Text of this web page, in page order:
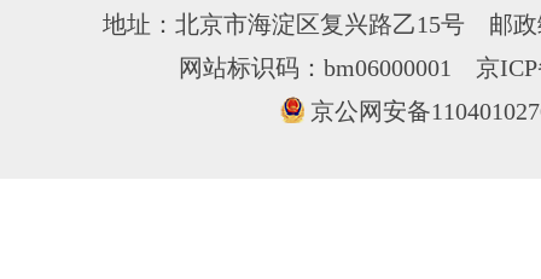
地址：北京市海淀区复兴路乙15号 邮
网站标识码：bm06000001 京
京公网安备